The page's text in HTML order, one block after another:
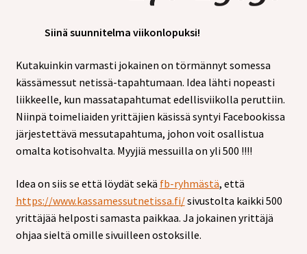
Siinä suunnitelma viikonlopuksi!
Kutakuinkin varmasti jokainen on törmännyt somessa
kässämessut netissä-tapahtumaan. Idea lähti nopeasti
liikkeelle, kun massatapahtumat edellisviikolla peruttiin.
Niinpä toimeliaiden yrittäjien käsissä syntyi Facebookissa
järjestettävä messutapahtuma, johon voit osallistua
omalta kotisohvalta. Myyjiä messuilla on yli 500 !!!!
Idea on siis se että löydät sekä fb-ryhmästä, että
https://www.kassamessutnetissa.fi/sivustolta kaikki 500
yrittäjää helposti samasta paikkaa. Ja jokainen yrittäjä
ohjaa sieltä omille sivuilleen ostoksille.